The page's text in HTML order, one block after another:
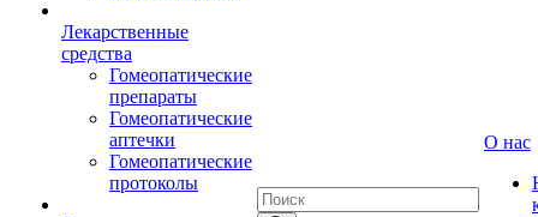
Лекарственные
средства
Гомеопатические
препараты
Гомеопатические
аптечки
Гомеопатические
протоколы
О нас